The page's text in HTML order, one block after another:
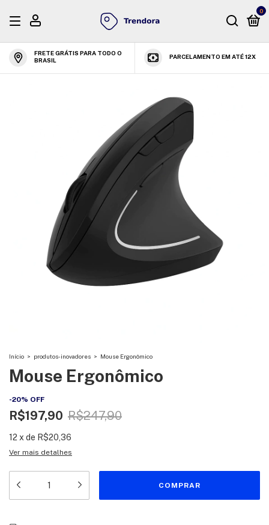
0
FRETE GRÁTIS PARA TODO O
BRASIL
PARCELAMENTO EM ATÉ 12X
Início > produtos-inovadores > Mouse Ergonômico
Mouse Ergonômico
-20% OFF
R$197,90 R$247,90
12 x de R$20,36
Ver mais detalhes